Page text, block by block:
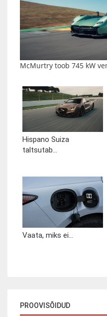
McMurtry toob 745 kW
Hispano Suiza
taltsutab...
Vaata, miks ei...
PROOVISÕIDUD